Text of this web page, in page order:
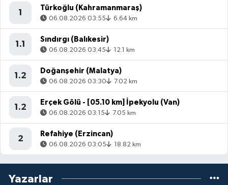
1
Türkoğlu (Kahramanmaraş)
06.08.2026 03:55 6.64 km
1.1
Sındırgı (Balıkesir)
06.08.2026 03:45 12.1 km
1.2
Doğanşehir (Malatya)
06.08.2026 03:30 7.02 km
1.2
Erçek Gölü - [05.10 km] İpekyolu (Van)
06.08.2026 03:15 7.05 km
2
Refahiye (Erzincan)
06.08.2026 03:05 18.82 km
Yazarlar